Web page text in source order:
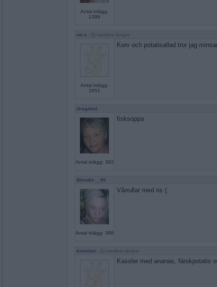
Antal inlägg:
1399
mr-z - Ej medlem längre
Antal inlägg:
1651
Korv och potatisallad tror jag
dragabol
Antal inlägg: 382
fisksoppa
Blondie__90
Antal inlägg: 398
Vårrullar med ris (:
kremlan - Ej medlem längre
Kassler med ananas, färskpotatis